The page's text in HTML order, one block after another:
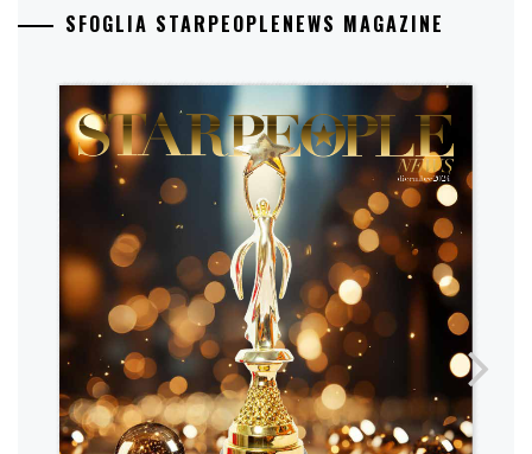
SFOGLIA STARPEOPLENEWS MAGAZINE